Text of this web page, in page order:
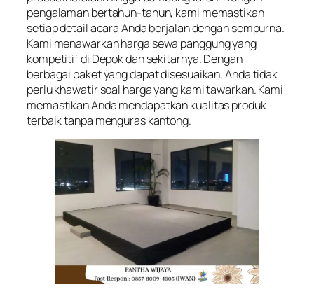
pengalaman bertahun-tahun, kami memastikan
setiap detail acara Anda berjalan dengan sempurna.
Kami menawarkan harga sewa panggung yang
kompetitif di Depok dan sekitarnya. Dengan
berbagai paket yang dapat disesuaikan, Anda tidak
perlu khawatir soal harga yang kami tawarkan. Kami
memastikan Anda mendapatkan kualitas produk
terbaik tanpa menguras kantong.